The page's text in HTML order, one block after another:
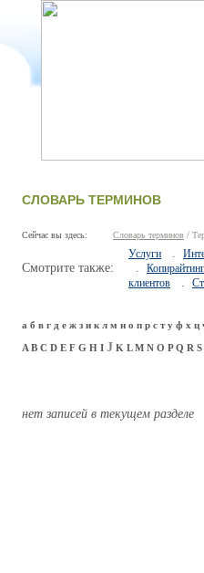
СЛОВАРЬ ТЕРМИНОВ
Сейчас вы здесь: Словарь терминов /
Смотрите также:
Услуги .
. Копирайтинг
клиентов .
а б в г д е ж з и к л м н о п р с т у ф х ц
A B C D E F G H I J K L M N O P Q R S
нет записей в текущем разделе